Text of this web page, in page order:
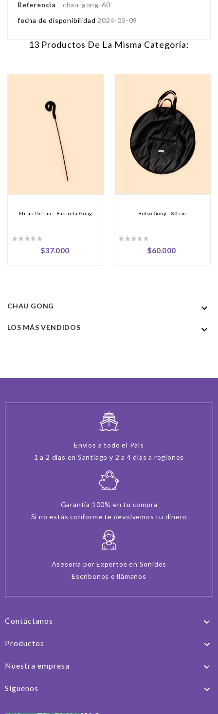
Referencia
chau-gong-60
fecha de disponibilidad 2024-05-09
13 Productos De La Misma Categoría:
Flumi Delfin - Baqueta Gong
Precio
$37.000
Bolso Gong - 80 cm
Precio
$60.000
CHAU GONG 
LOS MÁS VENDIDOS 
Envíos a todo el País
1 a 2 días en Santiago y 2 a 4 días a regiones
Garantía 100% en tu compra
Si no estás conforme te devolvemos tu dinero
Asesoría por Expertos en Sonidos
Escríbenos o llámanos
Contáctanos 
Productos 
Nuestra empresa 
Síguenos 